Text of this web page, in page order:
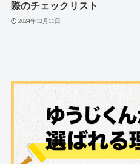
際のチェックリスト
2024年12月11日